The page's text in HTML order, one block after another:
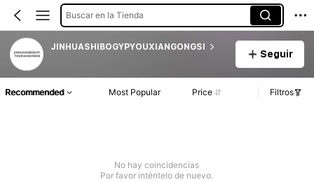
Buscar en la Tienda
JINHUASHIBOGYPYOUXIANGONGSI
Seguir
Recommended Most Popular Price Filtros
No hay coincidencias
Por favor inténtelo de nuevo.